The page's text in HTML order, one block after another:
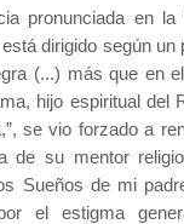
pronunciada en
dirigido según
(...) más que en
hijo espiritual
se vio forzado a
de su mentor
Sueños de mi
el estigma